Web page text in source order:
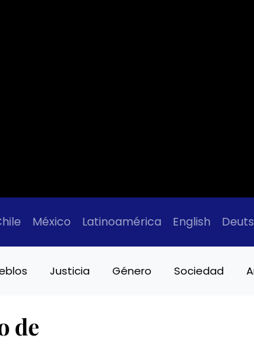
México Latinoamérica English
Justicia Género Sociedad
de